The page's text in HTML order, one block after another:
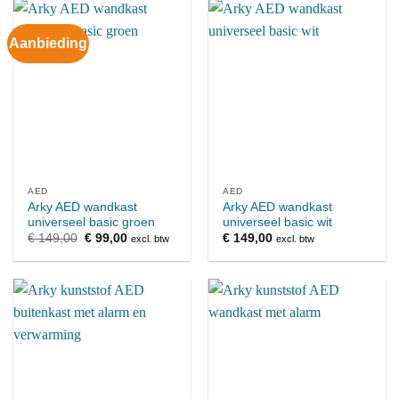
Aanbieding
AED
Arky AED wandkast
universeel basic groen
€149,00 Oorspronkelijke
was:
€ 99,00Huidige
is:
excl. btw
AED
Arky AED wandkast
universeel basic wit
€ 149,00 excl. btw